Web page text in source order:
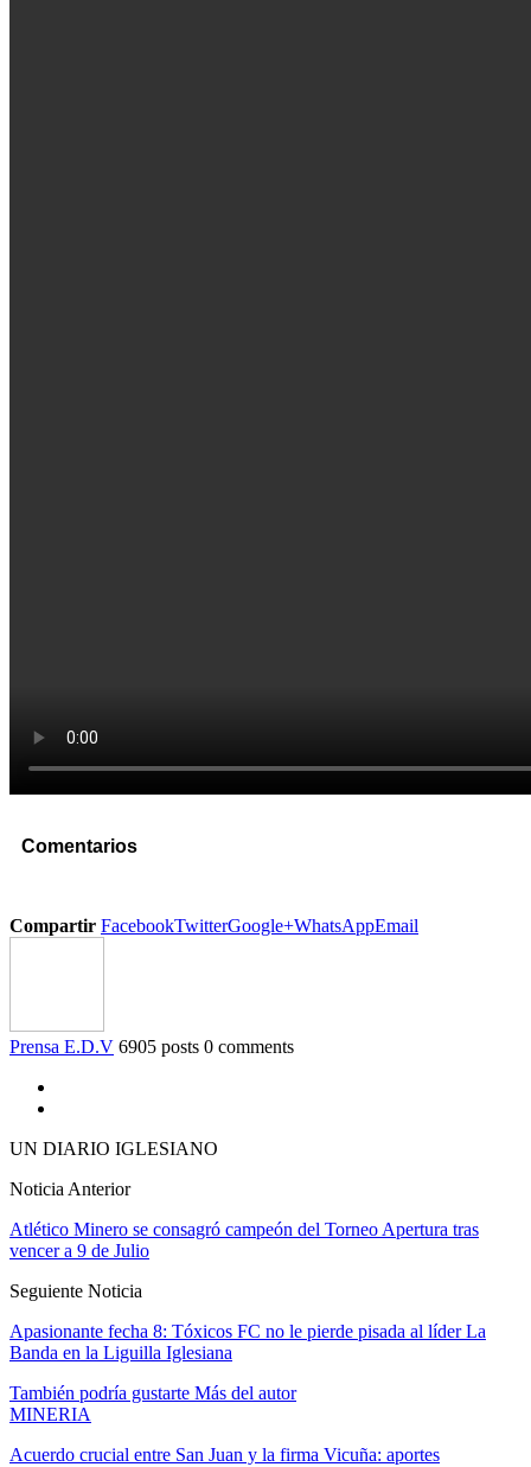
Comentarios
Compartir FacebookTwitterGoogle+WhatsAppEmail
Prensa E.D.V 6905 posts 0 comments
UN DIARIO IGLESIANO
Noticia Anterior
Atlético Minero se consagró campeón del Torneo Apertura tras
vencer a 9 de Julio
Seguiente Noticia
Apasionante fecha 8: Tóxicos FC no le pierde pisada al líder La
Banda en la Liguilla Iglesiana
También podría gustarte Más del autor
MINERIA
Acuerdo crucial entre San Juan y la firma Vicuña: aportes